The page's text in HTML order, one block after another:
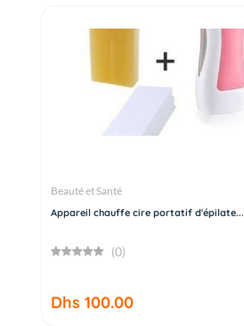
Beauté et Santé
Appareil chauffe cire portatif d'épilate...
(0)
Dhs 100.00